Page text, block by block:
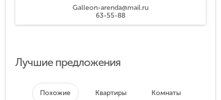
Galleon-arenda@mail.ru
63-55-88
Лучшие предложения
Похожие Квартиры Комнаты